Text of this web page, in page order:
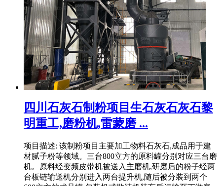
四川石灰石制粉项目生石灰石灰石黎
明重工,磨粉机,雷蒙磨 ...
项目描述: 该制粉项目主要加工物料石灰石,成品用于建
材腻子粉等领域。三台800立方的原料罐分别对应三台磨
机。原料经变频皮带机被送入主磨机,研磨后的粉子经两
台板链输送机分别进入两台提升机,随后被分装到两个